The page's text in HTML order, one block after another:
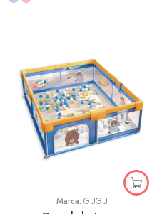
Marca: GUGÚ
Ballena Gris
Ballena Rosada
Dinosaurio Gris
Espacio Azul
Oso Gris